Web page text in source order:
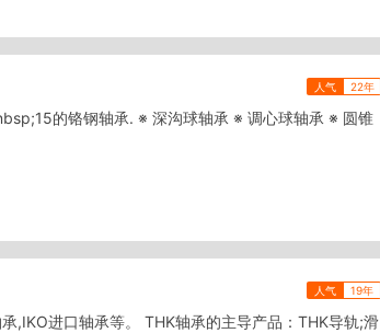
人气 22年
的铬钢轴承. ※ 深沟球轴承 ※ 调心球轴承 ※ 圆锥
人气 19年
,IKO进口轴承等。 THK轴承的主导产品：THK导轨;滑